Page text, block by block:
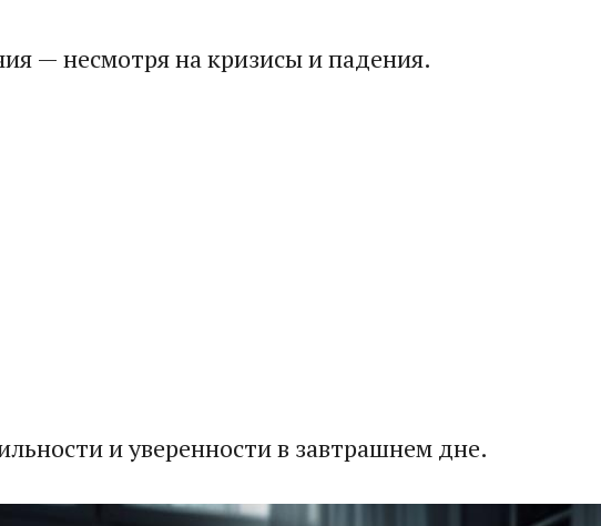
— несмотря на кризисы и падения.
и уверенности в завтрашнем дне.